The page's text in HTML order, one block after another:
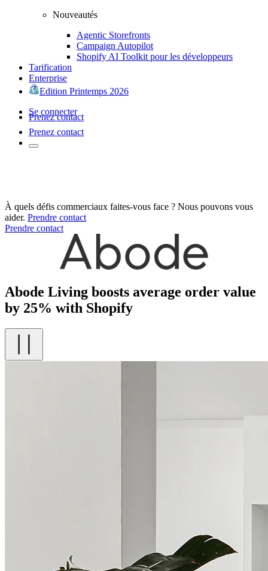
Nouveautés
Agentic Storefronts
Campaign Autopilot
Shopify AI Toolkit pour les développeurs
Tarification
Enterprise
Edition Printemps 2026
Se connecter
Prenez contact
Prenez contact
À quels défis commerciaux faites-vous face ? Nous pouvons vous
aider. Prendre contact
Prendre contact
Abode Living boosts average order value
by 25% with Shopify